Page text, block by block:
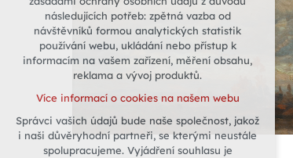
nutná pro provozování webu
udržení kontextu stránek (session):
případná přihlášení, volby jazyka, apod.
Volitelná cookies
vyhodnocení návštěvnosti
marketingová cookies (Google)
Více informací o cookies na našem webu
následujících potřeb: zpětná vazba od
návštěvníků formou analytických statistik
používání webu, ukládání nebo přístup k
informacím na vašem zařízení, měření obsahu,
reklama a vývoj produktů.
Více informací o cookies na našem webu
Správci vašich údajů bude naše společnost, jakož
i naši důvěryhodní partneři, se kterými neustále
spolupracujeme. Vyjádření souhlasu je